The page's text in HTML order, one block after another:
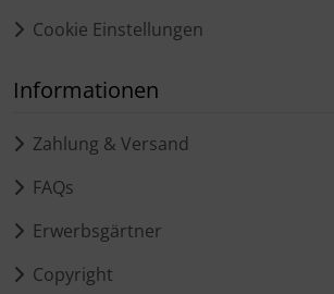
Cookie Einstellungen
Informationen
Zahlung & Versand
FAQs
Erwerbsgärtner
Copyright